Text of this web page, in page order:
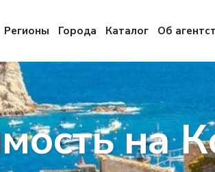
Регионы Города Каталог Об
на